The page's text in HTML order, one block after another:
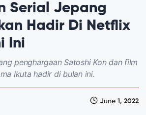
Serial Jepang
Hadir Di Netflix
Ini
penghargaan Satoshi Kon dan film
Ikuta hadir di bulan ini.
June 1, 2022